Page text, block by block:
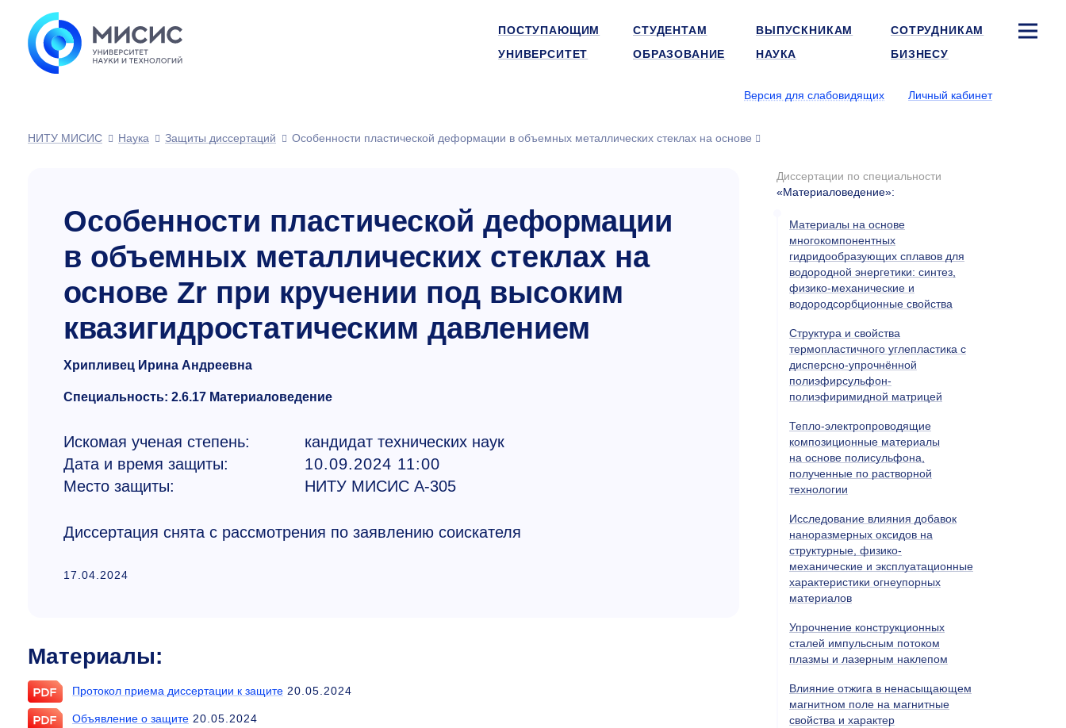
ПОСТУПАЮЩИМ СТУДЕНТАМ ВЫПУСКНИКАМ
СОТРУДНИКАМ
УНИВЕРСИТЕТ
ОБРАЗОВАНИЕ НАУКА БИЗНЕСУ
Версия для слабовидящих Личный кабинет
НИТУ МИСИС Наука Защиты диссертаций Особенности пластической деформации в объемных металлических стеклах на основе
Особенности пластической деформации
в объемных металлических стеклах на
основе Zr при кручении под высоким
квазигидростатическим давлением
Хрипливец Ирина Андреевна
Специальность: 2.6.17 Материаловедение
Искомая ученая степень:
кандидат технических наук
Дата и время защиты:
10.09.2024 11:00
Место защиты:
НИТУ МИСИС А-305
Диссертация снята с рассмотрения по заявлению соискателя
17.04.2024
Материалы:
Протокол приема диссертации к защите 20.05.2024
Объявление о защите 20.05.2024
Диссертации по специальности
«Материаловедение»:
Материалы на основе
многокомпонентных
гидридообразующих сплавов для
водородной энергетики: синтез,
физико-механические и
водородсорбционные свойства
Структура и свойства
термопластичного углепластика с
дисперсно-упрочнённой
полиэфирсульфон-
полиэфиримидной матрицей
Тепло-электропроводящие
композиционные материалы
на основе полисульфона,
полученные по растворной
технологии
Исследование влияния добавок
наноразмерных оксидов на
структурные, физико-
механические и эксплуатационные
характеристики огнеупорных
материалов
Упрочнение конструкционных
сталей импульсным потоком
плазмы и лазерным наклепом
Влияние отжига в ненасыщающем
магнитном поле на магнитные
свойства и характер